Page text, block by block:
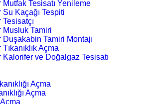
Mutfak Tesisatı Yenileme
Su Kaçağı Tespiti
Tesisatçı
Musluk Tamiri
Duşakabin Tamiri Montajı
Açma
Kalorifer ve Doğalgaz Tesisatı
Açma
Açma
Açma